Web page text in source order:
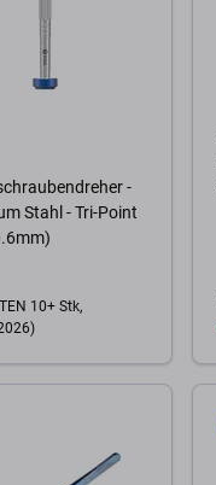
-
Stahl - Tri-Point
10+ Stk,